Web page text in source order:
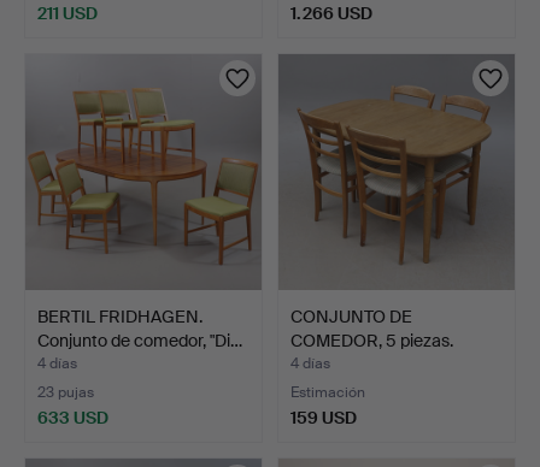
211 USD 1.266 USD
BERTIL FRIDHAGEN.
Conjunto de comedor, "Di…
4 días
23 pujas
633 USD
CONJUNTO DE
COMEDOR, 5 piezas.
4 días
Estimación
159 USD